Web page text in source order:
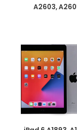
A2603,